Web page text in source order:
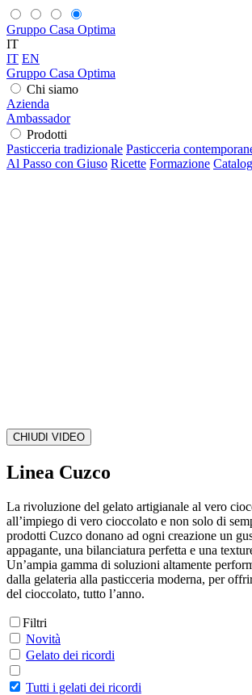
Gruppo Casa Optima
IT
IT EN
Gruppo Casa Optima
Chi siamo
Azienda
Ambassador
Prodotti
Pasticceria tradizionale Pasticceria
Al Passo con Giuso Ricette Formazione
CHIUDI VIDEO
Linea Cuzco
La rivoluzione del gelato artigianale al vero
all’impiego di vero cioccolato e non solo di
prodotti Cuzco donano ad ogni creazione un
appagante, una bilanciatura perfetta e una
Un’ampia gamma di soluzioni altamente
dalla gelateria alla pasticceria moderna, per
del cioccolato, tutto l’anno.
Filtri
Novità
Gelato dei ricordi
Tutti i gelati dei ricordi